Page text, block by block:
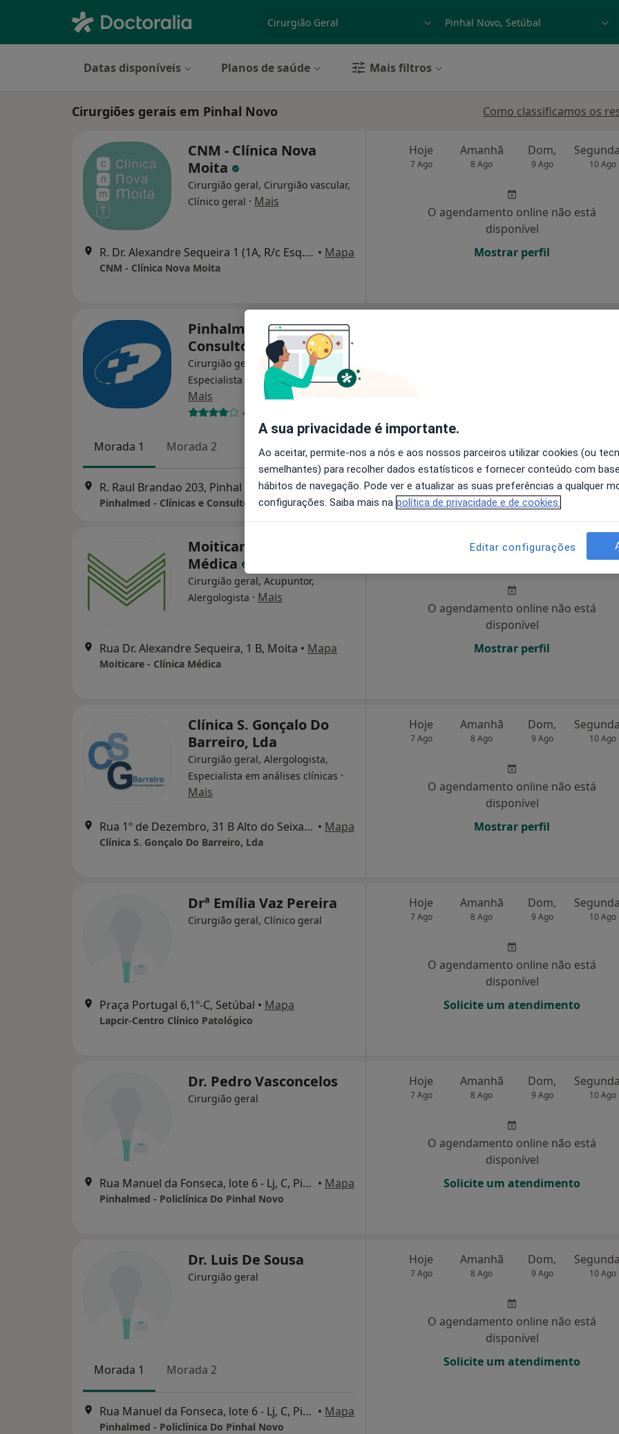
Datas disponíveis Planos de saúde Mais filtros
Cirurgiões gerais em Pinhal Novo Como classificamos os
CNM - Clínica Nova
Moita
Cirurgião geral, Cirurgião vascular,
Clínico geral · Mais
R. Dr. Alexandre Sequeira 1 (1A, R/c Esq.), Moita • Mapa
CNM - Clínica Nova Moita
Hoje
7 Ago
Amanhã
8 Ago
Dom,
9 Ago 10 Ago
O agendamento online não está
disponível
Mostrar perfil
Pinhalmed - Clínicas e
Consultórios
Cirurgião geral, Alergologista,
Especialista em análises clínicas·
Mais
40 opiniões
Morada 1 Morada 2
R. Raul Brandao 203, Pinhal Novo•Mapa
Pinhalmed - Clínicas e Consultórios
Moiticare - Clínica
Médica
Cirurgião geral, Acupuntor,
Alergologista · Mais
Rua Dr. Alexandre Sequeira, 1 B, Moita • Mapa
Moiticare - Clínica Médica
Amanhã Dom,
10 Ago
O agendamento online não está
disponível
Mostrar perfil
Clínica S. Gonçalo Do
Barreiro, Lda
Cirurgião geral, Alergologista,
Especialista em análises clínicas ·
Mais
Rua 1º de Dezembro, 31 B Alto do Seixalinho, Barreiro • Mapa
Clínica S. Gonçalo Do Barreiro, Lda
Hoje
7 Ago
Amanhã
8 Ago
Dom,
9 Ago 10 Ago
O agendamento online não está
disponível
Mostrar perfil
Drª Emília Vaz Pereira
Cirurgião geral, Clínico geral
Praça Portugal 6,1º-C, Setúbal • Mapa
Lapcir-Centro Clínico Patológico
Hoje
7 Ago
Amanhã
8 Ago
Dom,
9 Ago 10 Ago
O agendamento online não está
disponível
Solicite um atendimento
Dr. Pedro Vasconcelos
Cirurgião geral
Rua Manuel da Fonseca, lote 6 - Lj, C, Pinhal Novo • Mapa
Pinhalmed - Policlínica Do Pinhal Novo
Hoje
7 Ago
Amanhã
8 Ago
Dom,
9 Ago 10 Ago
O agendamento online não está
disponível
Solicite um atendimento
Dr. Luis De Sousa
Cirurgião geral
Morada 1 Morada 2
Rua Manuel da Fonseca, lote 6 - Lj, C, Pinhal Novo • Mapa
Pinhalmed - Policlínica Do Pinhal Novo
Hoje
7 Ago
Amanhã
8 Ago
Dom,
9 Ago 10 Ago
O agendamento online não está
disponível
Solicite um atendimento
A sua privacidade é importante.
Ao aceitar, permite-nos a nós e aos nossos parceiros utilizar cookies (ou
semelhantes) para recolher dados estatísticos e fornecer conteúdo com
hábitos de navegação. Pode ver e atualizar as suas preferências a qualquer
configurações. Saiba mais na política de privacidade e de cookies.
Editar configurações